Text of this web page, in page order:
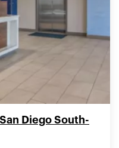
Diego South-